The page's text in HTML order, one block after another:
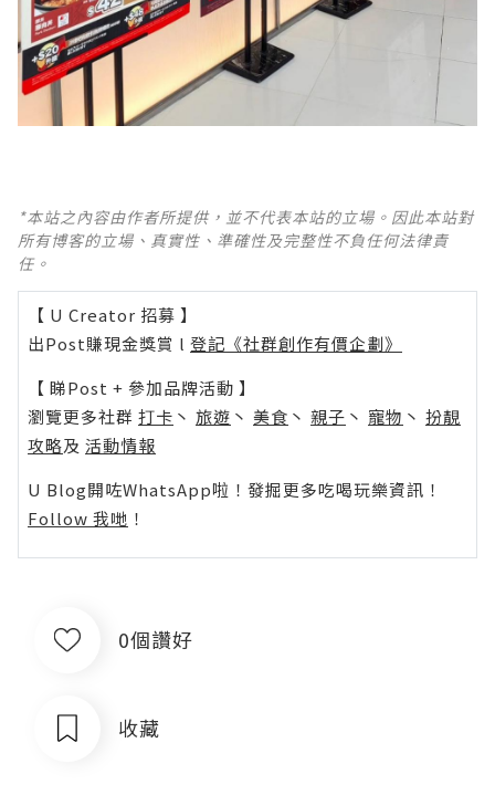
*本站之內容由作者所提供，並不代表本站的立場。因此本站對
所有博客的立場、真實性、準確性及完整性不負任何法律責
任。
【 U Creator 招募 】
出Post賺現金獎賞 l 登記《社群創作有價企劃》
【 睇Post + 參加品牌活動 】
瀏覽更多社群 打卡 丶 旅遊 丶 美食 丶 親子 丶 寵物 丶 扮靚
攻略及 活動情報
U Blog開咗WhatsApp啦！發掘更多吃喝玩樂資訊！
Follow 我哋 ！
0個讚好
收藏